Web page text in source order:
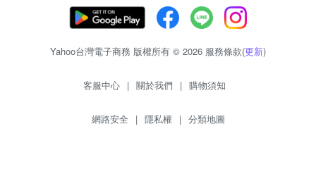
Yahoo台灣電子商務 版權所有 © 2026 服務條款(更新)
客服中心 | 關於我們 | 購物須知
網路安全 | 隱私權 | 分類地圖